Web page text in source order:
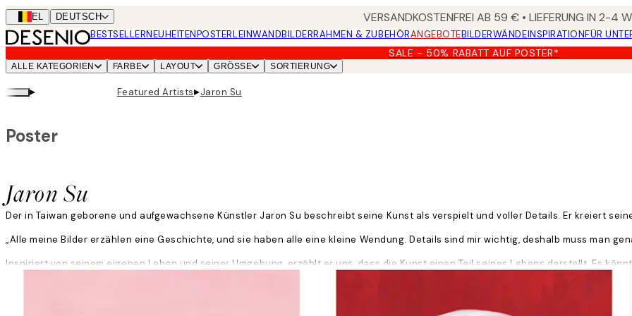
Skip
to
main
content.
BEL DEUTSCH VERSANDKOSTENFREI AB 59 € • LIEFERUNG IN 2-4
BESTSELLERNEUHEITENPOSTERLEINWANDBILDERRAHMEN & ZUBEHÖRANGEBOTEBILDERWÄNDEINSPIRATIONFÜR
SALE - 50% RABATT AUF POSTER*
ALLE KATEGORIEN FARBE LAYOUT GRÖSSE SORTIERUNG
▸ Featured Artists▸Jaron Su
Jaron Su
Poster
Der in Taiwan geborene und aufgewachsene Künstler Jaron Su beschreibt seine Kunst als verspielt und voller Details. Er kreiert
„Alle meine Bilder erzählen eine Geschichte, und sie haben alle eine kleine Wendung. Details sind mir wichtig, deshalb muss man
Inspiriert von seinem eigenen Leben und seiner Umgebung, erzählt er uns, dass die Kunst einen Teil seines Lebens darstellt. Es
„Ich empfinde Dinge sehr stark, und die Kunst ist meine Art, diese Gefühle herauszulassen. Ich möchte den Menschen Freude
sauren Beigeschmack. Ich glaube, dass man das Saure akzeptieren muss, um die Freude zu spüren.“
Weiterlesen